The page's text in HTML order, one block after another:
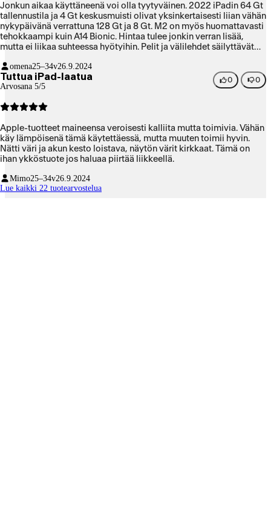
Jonkun aikaa käyttäneenä voi olla tyytyväinen. 2022 iPadin 64 Gt
tallennustila ja 4 Gt keskusmuisti olivat yksinkertaisesti liian vähän
nykypäivänä verrattuna 128 Gt ja 8 Gt. M2 on myös huomattavasti
tehokkaampi kuin A14 Bionic. Hintaa tulee jonkin verran lisää,
mutta ei liikaa suhteessa hyötyihin. Pelit ja välilehdet säilyttävät
todella tarkka. Tekstin tunnistus kuvakaappauksista toimii
nopeasti. Otin Stage Managerin käyttöön, ja moniajo sekä
puhelinsovellusten käyttökokemus paranivat heti huomattavasti.
tallennustilalla voisi korvata MacBookin. Sitä en kuitenkaan
omena25–34v26.9.2024
Tuttua iPad-laatua
Arvosana 5/5
0 0
Apple-tuotteet maineensa veroisesti kalliita mutta toimivia. Vähän
käy lämpöisenä tämä käytettäessä, mutta muuten toimii hyvin.
Nätti väri ja akun kesto loistava, näytön värit kirkkaat. Tämä on
ihan ykköstuote jos haluaa piirtää liikkeellä.
Mimo25–34v26.9.2024
Lue kaikki 22 tuotearvostelua